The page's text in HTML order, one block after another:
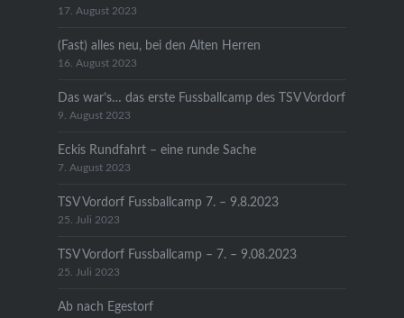
17. August 2023
(Fast) alles neu, bei den Alten Herren
16. August 2023
Das war’s… das erste Fussballcamp des TSV Vordorf
9. August 2023
Eckis Rundfahrt – eine runde Sache
7. August 2023
TSV Vordorf Fussballcamp 7. – 9.8.2023
25. Juli 2023
TSV Vordorf Fussballcamp – 7. – 9.08.2023
25. Juli 2023
Ab nach Egestorf